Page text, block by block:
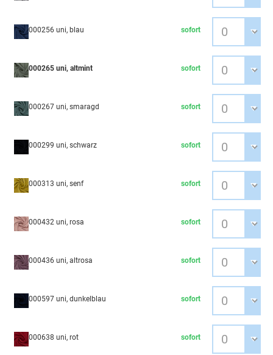
000256 uni, blau sofort
000265 uni, altmint sofort
000267 uni, smaragd sofort
000299 uni, schwarz sofort
000313 uni, senf sofort
000432 uni, rosa sofort
000436 uni, altrosa sofort
000597 uni, dunkelblau sofort
000638 uni, rot sofort